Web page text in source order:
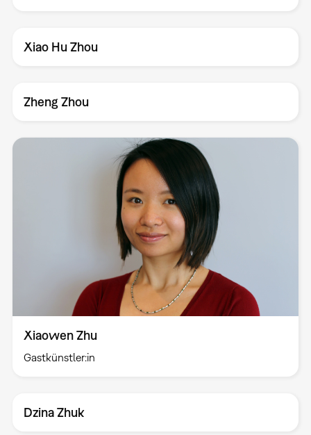
Xiao Hu Zhou
Zheng Zhou
Xiaowen Zhu
Gastkünstler:in
Dzina Zhuk